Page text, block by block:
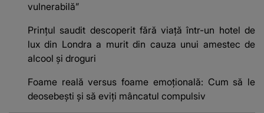
vulnerabilă”
Prințul saudit descoperit fără viață într-un hotel de
lux din Londra a murit din cauza unui amestec de
alcool și droguri
Foame reală versus foame emoțională: Cum să le
deosebești și să eviți mâncatul compulsiv